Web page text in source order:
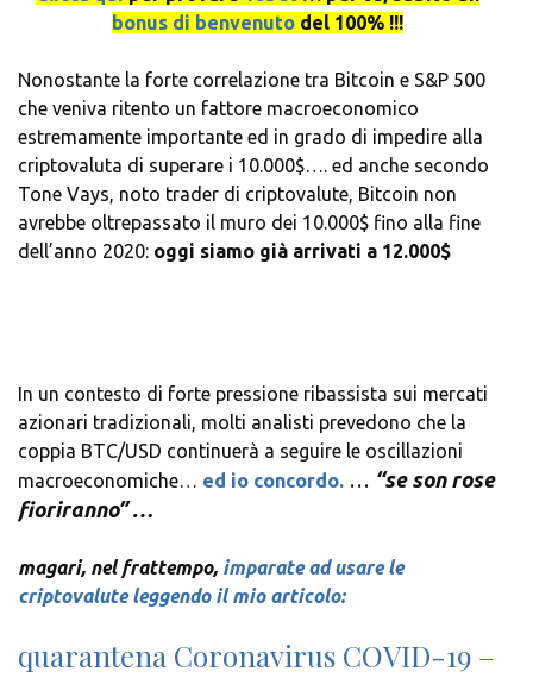
bonus di benvenuto del 100% !!!
Nonostante la forte correlazione tra Bitcoin e S&P 500
che veniva ritento un fattore macroeconomico
estremamente importante ed in grado di impedire alla
criptovaluta di superare i 10.000$…. ed anche secondo
Tone Vays, noto trader di criptovalute, Bitcoin non
avrebbe oltrepassato il muro dei 10.000$ fino alla fine
dell’anno 2020: oggi siamo già arrivati a 12.000$
In un contesto di forte pressione ribassista sui mercati
azionari tradizionali, molti analisti prevedono che la
coppia BTC/USD continuerà a seguire le oscillazioni
macroeconomiche… ed io concordo. … “se son rose
fioriranno” …
magari, nel frattempo, imparate ad usare le
criptovalute leggendo il mio articolo:
quarantena Coronavirus COVID-19 –